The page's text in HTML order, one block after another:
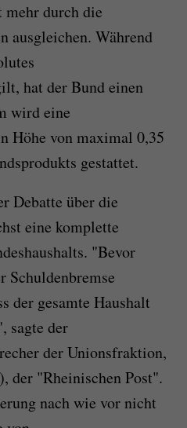
durch die
ausgleichen. Während
hat der Bund einen
wird eine
Höhe von maximal 0,35
gestattet.
Debatte über die
eine komplette
"Bevor
Schuldenbremse
der gesamte Haushalt
sagte der
der Unionsfraktion,
der "Rheinischen Post".
nach wie vor nicht